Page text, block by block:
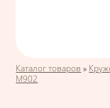
Вы здесь
Каталог товаров »
М902